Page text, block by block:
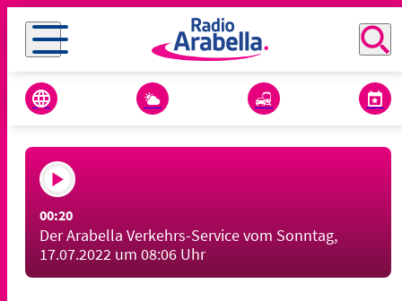
00:20
Der Arabella Verkehrs-Service vom Sonntag,
17.07.2022 um 08:06 Uhr